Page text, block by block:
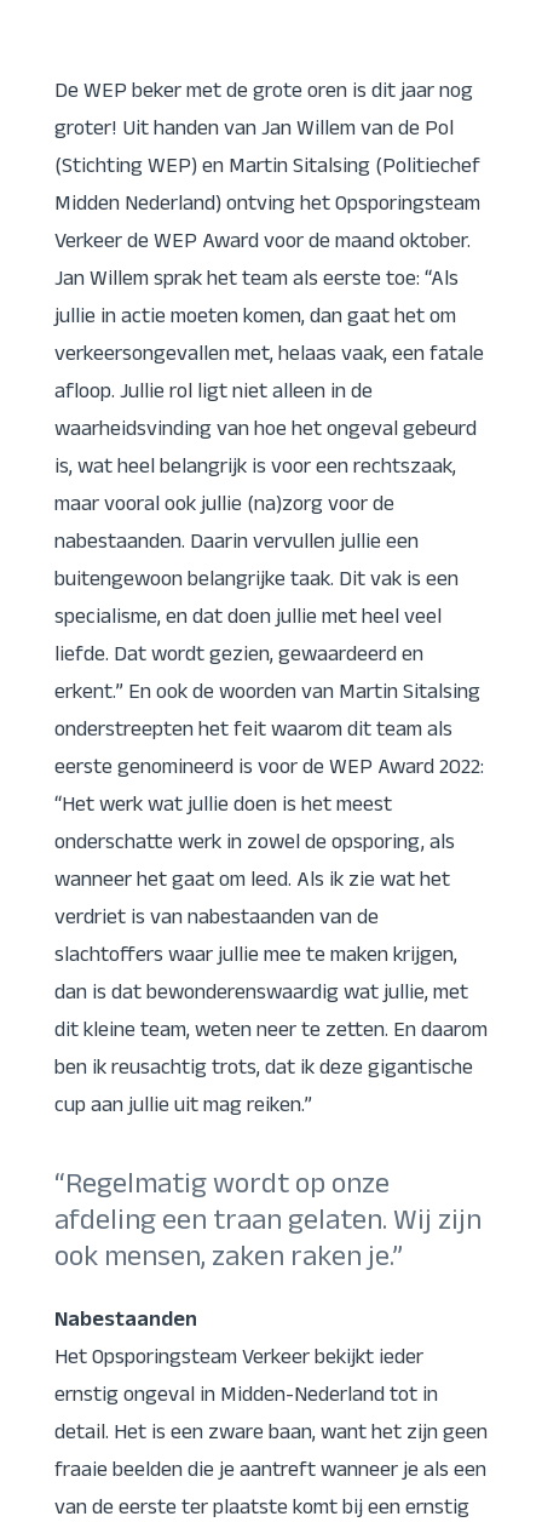
De WEP beker met de grote oren is dit jaar nog
groter! Uit handen van Jan Willem van de Pol
(Stichting WEP) en Martin Sitalsing (Politiechef
Midden Nederland) ontving het Opsporingsteam
Verkeer de WEP Award voor de maand oktober.
Jan Willem sprak het team als eerste toe: “Als
jullie in actie moeten komen, dan gaat het om
verkeersongevallen met, helaas vaak, een fatale
afloop. Jullie rol ligt niet alleen in de
waarheidsvinding van hoe het ongeval gebeurd
is, wat heel belangrijk is voor een rechtszaak,
maar vooral ook jullie (na)zorg voor de
nabestaanden. Daarin vervullen jullie een
buitengewoon belangrijke taak. Dit vak is een
specialisme, en dat doen jullie met heel veel
liefde. Dat wordt gezien, gewaardeerd en
erkent.” En ook de woorden van Martin Sitalsing
onderstreepten het feit waarom dit team als
eerste genomineerd is voor de WEP Award 2022:
“Het werk wat jullie doen is het meest
onderschatte werk in zowel de opsporing, als
wanneer het gaat om leed. Als ik zie wat het
verdriet is van nabestaanden van de
slachtoffers waar jullie mee te maken krijgen,
dan is dat bewonderenswaardig wat jullie, met
dit kleine team, weten neer te zetten. En daarom
ben ik reusachtig trots, dat ik deze gigantische
cup aan jullie uit mag reiken.”
“Regelmatig wordt op onze
afdeling een traan gelaten. Wij zijn
ook mensen, zaken raken je.”
Nabestaanden
Het Opsporingsteam Verkeer bekijkt ieder
ernstig ongeval in Midden-Nederland tot in
detail. Het is een zware baan, want het zijn geen
fraaie beelden die je aantreft wanneer je als een
van de eerste ter plaatste komt bij een ernstig